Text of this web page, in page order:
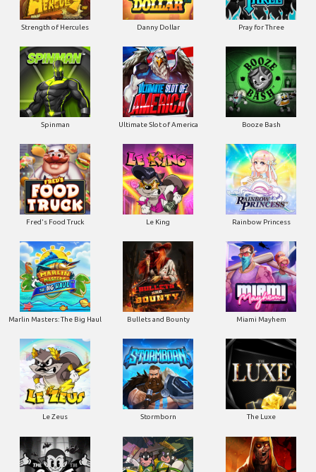
Strength of Hercules Danny Dollar Pray for Three
Spinman Ultimate Slot of America Booze Bash
Fred's Food Truck Le King Rainbow Princess
Marlin Masters: The Big Haul Bullets and Bounty Miami Mayhem
Le Zeus Stormborn The Luxe